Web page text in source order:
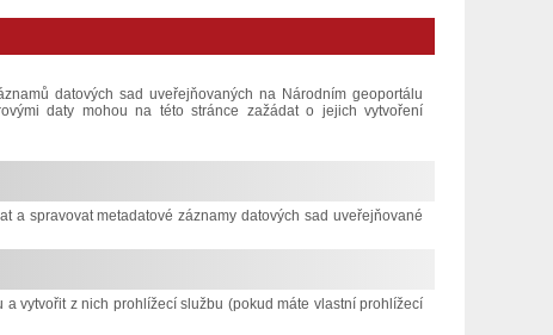
datových sad uveřejňovaných na Národním geoportálu
daty mohou na této stránce zažádat o jejich vytvoření
a spravovat metadatové záznamy datových sad uveřejňované
vytvořit z nich prohlížecí službu (pokud máte vlastní prohlížecí